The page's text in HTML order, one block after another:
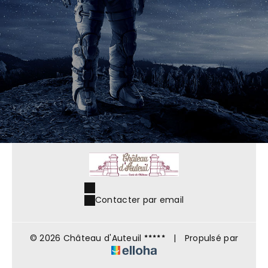
Contacter par email
© 2026 Château d'Auteuil | Propulsé par